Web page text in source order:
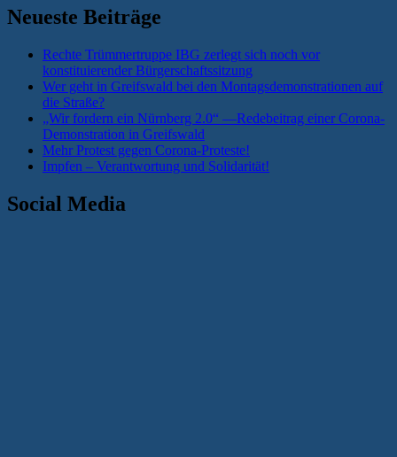
Neueste Beiträge
Rechte Trümmertruppe IBG zerlegt sich noch vor
konstituierender Bürgerschaftssitzung
Wer geht in Greifswald bei den Montagsdemonstrationen auf
die Straße?
„Wir fordern ein Nürnberg 2.0“ —Redebeitrag einer Corona-
Demonstration in Greifswald
Mehr Protest gegen Corona-Proteste!
Impfen – Verantwortung und Solidarität!
Social Media